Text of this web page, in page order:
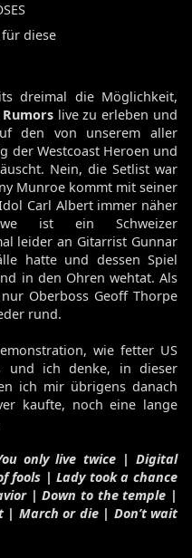
diese
dreimal die Möglichkeit,
live zu erleben und
den von unserem aller
der Westcoast Heroen und
Nein, die Setlist war
Munroe kommt mit seiner
Carl Albert immer näher
ist ein Schweizer
leider an Gitarrist Gunnar
hatte und dessen Spiel
in den Ohren wehtat. Als
Oberboss Geoff Thorpe
rund.
wie fetter US
und ich denke, in dieser
ich mir übrigens danach
kaufte, noch eine lange
only live twice | Digital
| Lady took a chance
| Down to the temple |
| March or die | Don’t wait